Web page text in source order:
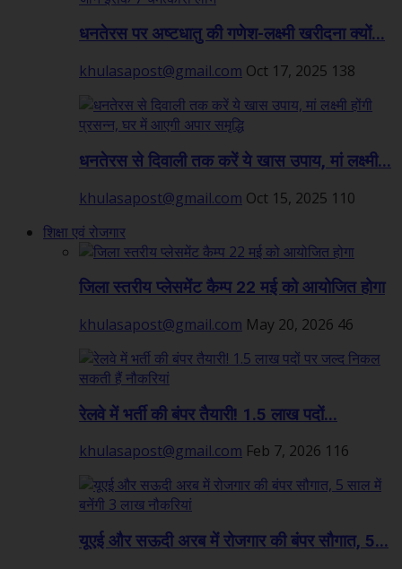
धनतेरस पर अष्टधातु की गणेश-लक्ष्मी खरीदना क्यों...
khulasapost@gmail.com Oct 17, 2025 138
धनतेरस से दिवाली तक करें ये खास उपाय, मां लक्ष्मी...
khulasapost@gmail.com Oct 15, 2025 110
शिक्षा एवं रोजगार
जिला स्तरीय प्लेसमेंट कैम्प 22 मई को आयोजित होगा
khulasapost@gmail.com May 20, 2026 46
रेलवे में भर्ती की बंपर तैयारी! 1.5 लाख पदों...
khulasapost@gmail.com Feb 7, 2026 116
यूएई और सऊदी अरब में रोजगार की बंपर सौगात, 5...